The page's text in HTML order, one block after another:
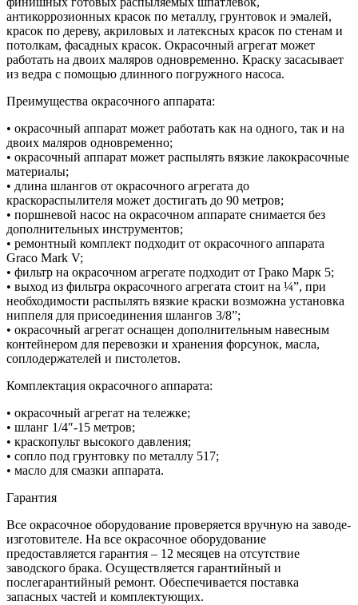
антикоррозионных красок по металлу, грунтовок и эмалей,
красок по дереву, акриловых и латексных красок по стенам и
потолкам, фасадных красок. Окрасочный агрегат может
работать на двоих маляров одновременно. Краску засасывает
из ведра с помощью длинного погружного насоса.
Преимущества окрасочного аппарата:
• окрасочный аппарат может работать как на одного, так и на
двоих маляров одновременно;
• окрасочный аппарат может распылять вязкие лакокрасочные
материалы;
• длина шлангов от окрасочного агрегата до
краскораспылителя может достигать до 90 метров;
• поршневой насос на окрасочном аппарате снимается без
дополнительных инструментов;
• ремонтный комплект подходит от окрасочного аппарата
Graco Mark V;
• фильтр на окрасочном агрегате подходит от Грако Марк 5;
• выход из фильтра окрасочного агрегата стоит на ¼”, при
необходимости распылять вязкие краски возможна установка
ниппеля для присоединения шлангов 3/8”;
• окрасочный агрегат оснащен дополнительным навесным
контейнером для перевозки и хранения форсунок, масла,
соплодержателей и пистолетов.
Комплектация окрасочного аппарата:
• окрасочный агрегат на тележке;
• шланг 1/4″-15 метров;
• краскопульт высокого давления;
• сопло под грунтовку по металлу 517;
• масло для смазки аппарата.
Гарантия
Все окрасочное оборудование проверяется вручную на заводе-
изготовителе. На все окрасочное оборудование
предоставляется гарантия – 12 месяцев на отсутствие
заводского брака. Осуществляется гарантийный и
послегарантийный ремонт. Обеспечивается поставка
запасных частей и комплектующих.